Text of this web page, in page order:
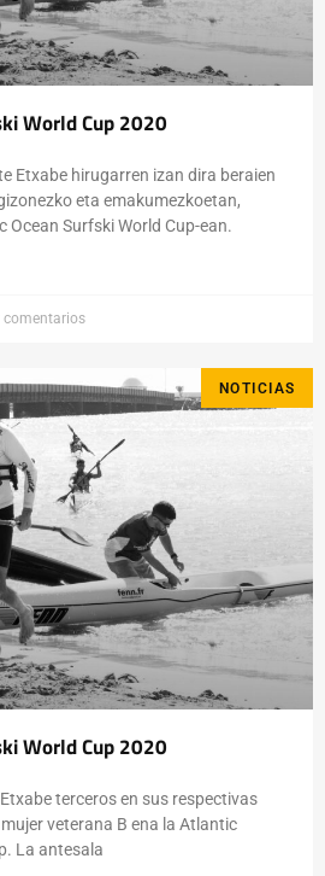
World Cup 2020
Etxabe hirugarren izan dira beraien
eta emakumezkoetan,
Ocean Surfski World Cup-ean.
comentarios
NOTICIAS
World Cup 2020
terceros en sus respectivas
veterana B ena la Atlantic
La antesala